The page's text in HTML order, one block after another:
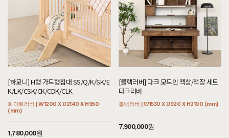
[하모니] H형 가드형침대 SS/Q/K/SK/E
K/LK/CSK/CK/CDK/CLK
화이트러버 | W1200 X D2140 X H950
(mm)
1,780,000원
[블랙러버] 다크 모드인 책상/책장 세트
다크러버
블랙러버 | W1530 X D920 X H2100 (mm)
7,900,000원